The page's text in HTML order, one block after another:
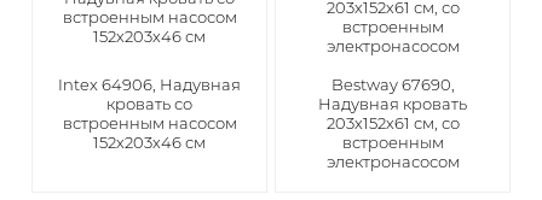
Intex 64906, Надувная
кровать со
встроенным насосом
152х203х46 см
​Bestway 67690,
Надувная кровать
203х152х61 см, со
встроенным
электронасосом